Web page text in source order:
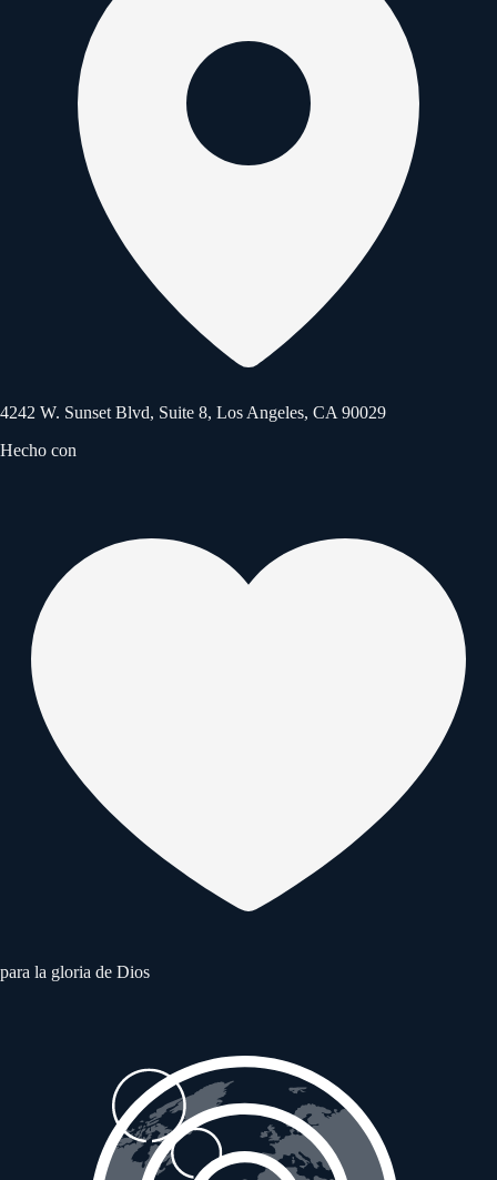
4242 W. Sunset Blvd, Suite 8, Los Angeles, CA 90029
Hecho con
para la gloria de Dios